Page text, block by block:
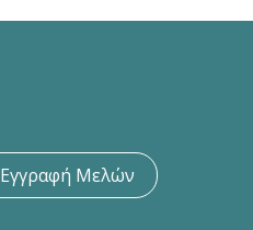
Εγγραφή Μελών